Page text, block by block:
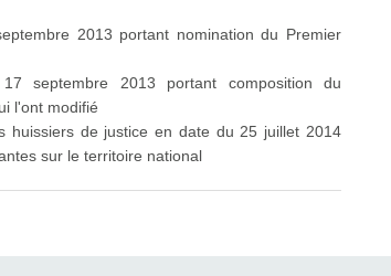
2013 portant nomination du Premier
septembre 2013 portant composition du
l'ont modifié
huissiers de justice en date du 25 juillet 2014
sur le territoire national